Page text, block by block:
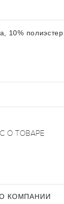
10% полиэстер
О ТОВАРЕ
КОМПАНИИ